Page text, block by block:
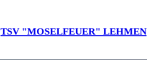
TSV "MOSELFEUER" LEHMEN